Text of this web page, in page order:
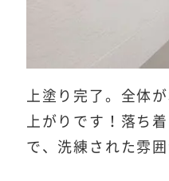
上塗り完了。全体
上がりです！落ち
で、洗練された雰